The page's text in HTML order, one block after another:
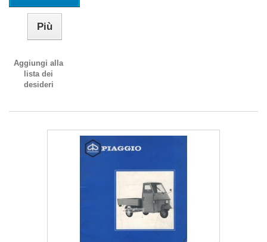
Più
Aggiungi alla
lista dei
desideri